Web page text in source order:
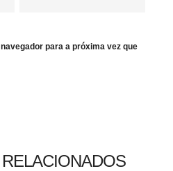
para a próxima vez que